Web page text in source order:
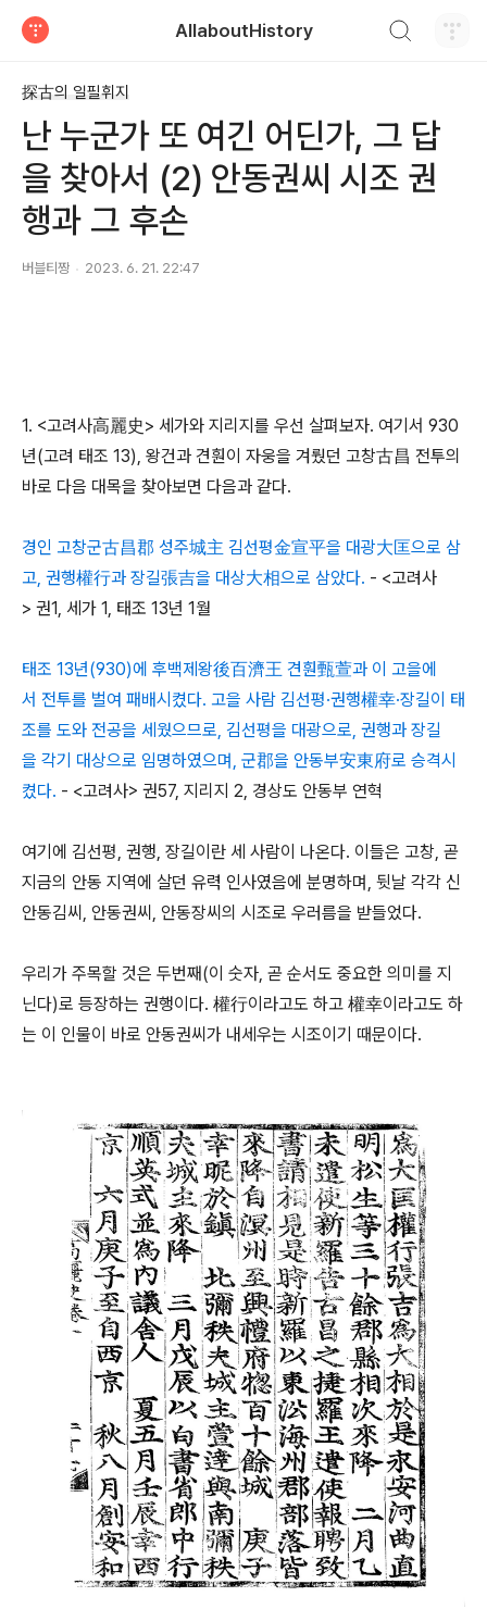
AllaboutHistory
探古의 일필휘지
난 누군가 또 여긴 어딘가, 그 답
을 찾아서 (2) 안동권씨 시조 권
행과 그 후손
버블티짱 2023. 6. 21. 22:47
1. <고려사高麗史> 세가와 지리지를 우선 살펴보자. 여기서 930
년(고려 태조 13), 왕건과 견훤이 자웅을 겨뤘던 고창古昌 전투의
바로 다음 대목을 찾아보면 다음과 같다.
경인 고창군古昌郡 성주城主 김선평金宣平을 대광大匡으로 삼
고, 권행權行과 장길張吉을 대상大相으로 삼았다. - <고려사
> 권1, 세가 1, 태조 13년 1월
태조 13년(930)에 후백제왕後百濟王 견훤甄萱과 이 고을에
서 전투를 벌여 패배시켰다. 고을 사람 김선평·권행權幸·장길이 태
조를 도와 전공을 세웠으므로, 김선평을 대광으로, 권행과 장길
을 각기 대상으로 임명하였으며, 군郡을 안동부安東府로 승격시
켰다. - <고려사> 권57, 지리지 2, 경상도 안동부 연혁
여기에 김선평, 권행, 장길이란 세 사람이 나온다. 이들은 고창, 곧
지금의 안동 지역에 살던 유력 인사였음에 분명하며, 뒷날 각각 신
안동김씨, 안동권씨, 안동장씨의 시조로 우러름을 받들었다.
우리가 주목할 것은 두번째(이 숫자, 곧 순서도 중요한 의미를 지
닌다)로 등장하는 권행이다. 權行이라고도 하고 權幸이라고도 하
는 이 인물이 바로 안동권씨가 내세우는 시조이기 때문이다.